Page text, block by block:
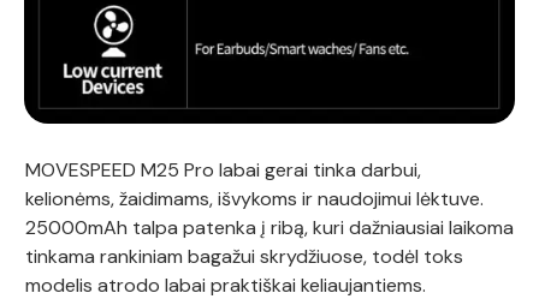
MOVESPEED M25 Pro labai gerai tinka darbui,
kelionėms, žaidimams, išvykoms ir naudojimui lėktuve.
25000mAh talpa patenka į ribą, kuri dažniausiai laikoma
tinkama rankiniam bagažui skrydžiuose, todėl toks
modelis atrodo labai praktiškai keliaujantiems.